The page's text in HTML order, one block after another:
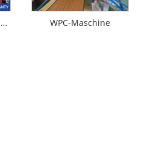
Holzkunststoff -Verbund -WPC -Granulat Maschine herstellen WPC-Maschine